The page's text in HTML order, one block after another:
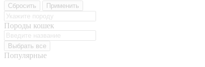
Сбросить Применить
Породы кошек
Выбрать все
Популярные